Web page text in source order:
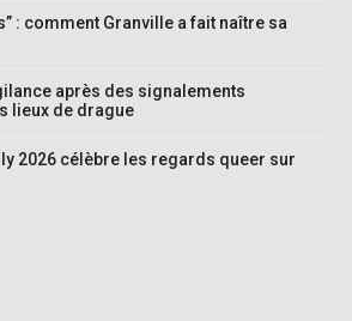
: comment Granville a fait naître sa
après des signalements
lieux de drague
2026 célèbre les regards queer sur